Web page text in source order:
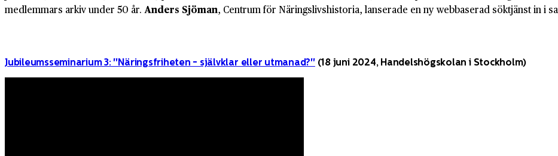
medlemmars arkiv under 50 år. Anders Sjöman, Centrum för Näringslivshistoria, lanserade en ny webbaserad söktjänst in i
Jubileumsseminarium 3: "Näringsfriheten - självklar eller utmanad?"(18 juni 2024, Handelshögskolan i Stockholm)